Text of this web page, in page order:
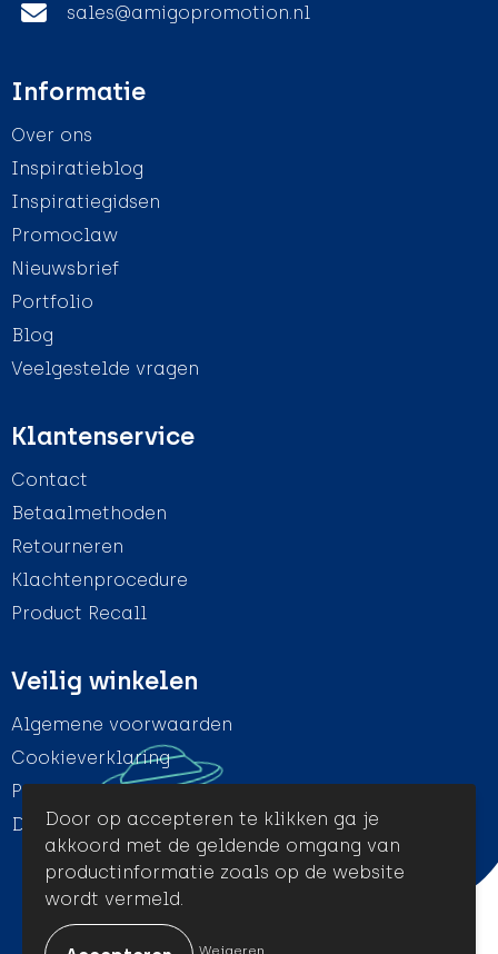
sales@amigopromotion.nl
Informatie
Over ons
Inspiratieblog
Inspiratiegidsen
Promoclaw
Nieuwsbrief
Portfolio
Blog
Veelgestelde vragen
Klantenservice
Contact
Betaalmethoden
Retourneren
Klachtenprocedure
Product Recall
Veilig winkelen
Algemene voorwaarden
Cookieverklaring
Privacyverklaring
Disclaimer
Door op accepteren te klikken ga je
akkoord met de geldende omgang van
productinformatie zoals op de website
wordt vermeld.
Weigeren